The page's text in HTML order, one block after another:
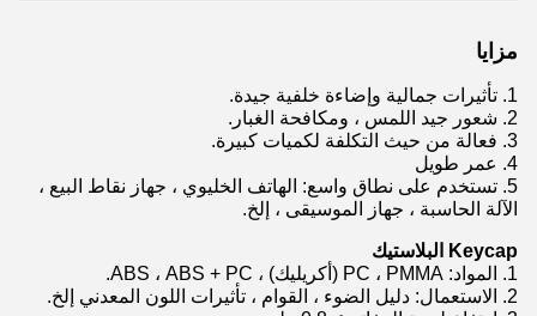
مزايا
1. تأثيرات جمالية وإضاءة خلفية جيدة.
2. شعور جيد اللمس ، ومكافحة الغبار.
3. فعالة من حيث التكلفة لكميات كبيرة.
4. عمر طويل
5. تستخدم على نطاق واسع: الهاتف الخليوي ، جهاز نقاط البيع ،
الآلة الحاسبة ، جهاز الموسيقى ، إلخ.
Keycap البلاستيك
1. المواد: PC ، PMMA (أكريليك) ، ABS ، ABS + PC.
2. الاستعمال: دليل الضوء ، القوام ، تأثيرات اللون المعدني إلخ.